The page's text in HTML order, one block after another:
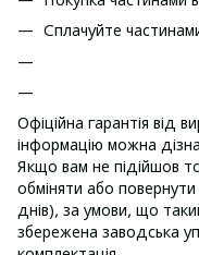
Сплачуйте
Офіційна гарантія від
інформацію можна
Якщо вам не підійшов
обміняти або
днів), за умови, що
збережена заводська